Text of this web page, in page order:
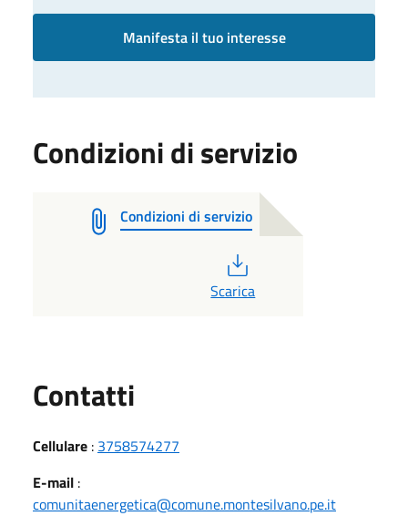
Manifesta il tuo interesse
Condizioni di servizio
Condizioni di servizio
Scarica
Contatti
Cellulare : 3758574277
E-mail :
comunitaenergetica@comune.montesilvano.pe.it